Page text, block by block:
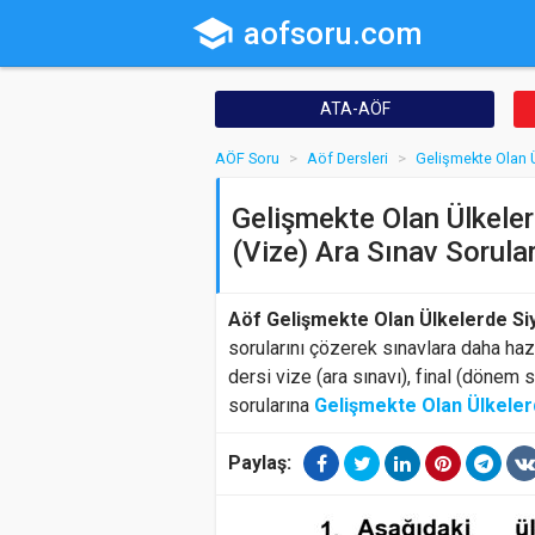
school aofsoru.com
ATA-AÖF
AÖF Soru Aöf Dersleri Gelişmekte Olan
Gelişmekte Olan
(Vize) Ara Sınav
Aöf Gelişmekte Olan Ülkelerde
sorularını çözerek sınavlara daha
dersi vize (ara sınavı), final (dönem
sorularına Gelişmekte Olan
Paylaş: